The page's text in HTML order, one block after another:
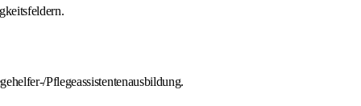
Pflegeassistentenausbildung.